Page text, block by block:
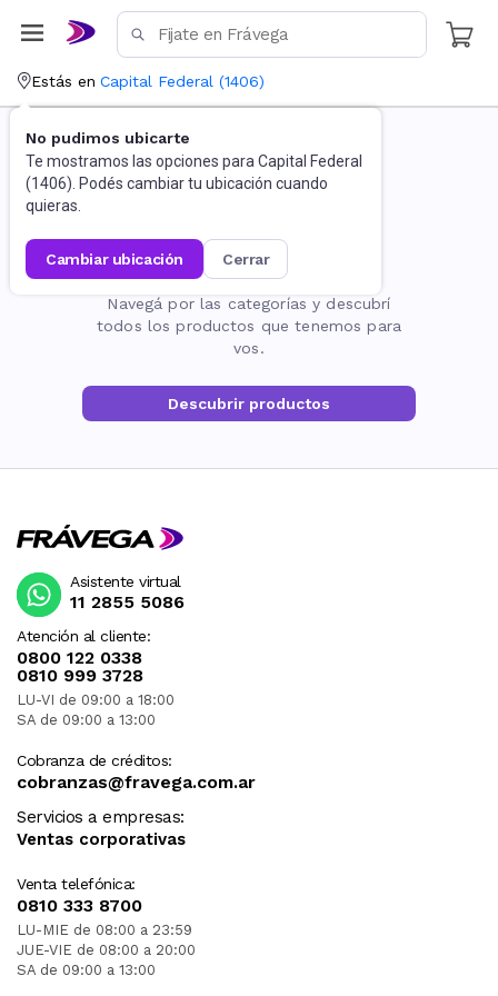
Estás en Capital Federal (1406)
No pudimos ubicarte
Te mostramos las opciones para Capital Federal
(1406). Podés cambiar tu ubicación cuando
quieras.
cambiar ubicación cerrar
La página no existe
Navegá por las categorías y descubrí
todos los productos que tenemos para
vos.
Descubrir productos
Atención al cliente:
0800 122 0338
0810 999 3728
LU-VI de 09:00 a 18:00
SA de 09:00 a 13:00
Cobranza de créditos:
cobranzas@fravega.com.ar
Servicios a empresas:
Ventas corporativas
Venta telefónica:
0810 333 8700
LU-MIE de 08:00 a 23:59
JUE-VIE de 08:00 a 20:00
SA de 09:00 a 13:00
Asistente virtual
11 2855 5086